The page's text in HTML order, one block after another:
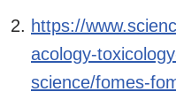
https://
acology-
science/fomes-